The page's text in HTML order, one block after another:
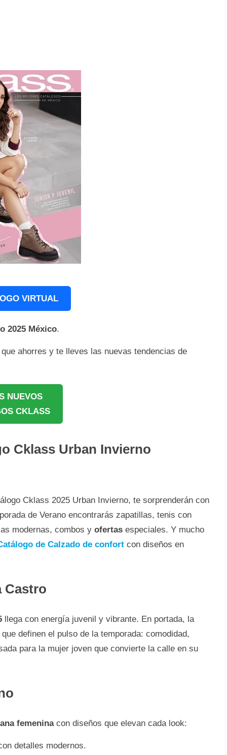
VIRTUAL
2025México.
ahorres y te lleves las nuevas tendencias de
NUEVOS
CKLASS
Cklass Urban Invierno
Cklass 2025 Urban Invierno, te sorprenderán con
de Verano encontrarás zapatillas, tenis con
modernas, combos y ofertasespeciales. Y mucho
de Calzado de confort con diseños en
Castro
llega con energía juvenil y vibrante. En portada, la
definen el pulso de la temporada: comodidad,
para la mujer joven que convierte la calle en su
femeninacon diseños que elevan cada look:
detalles modernos.